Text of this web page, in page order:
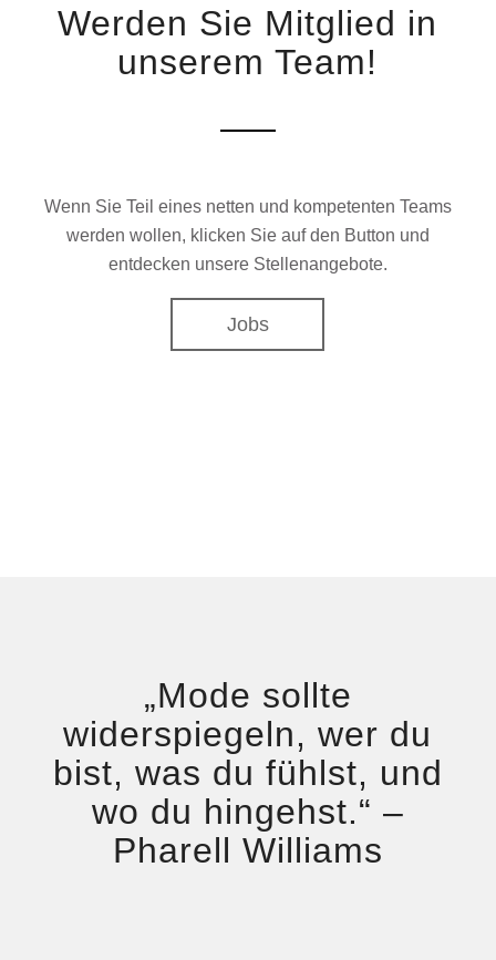
Werden Sie Mitglied in
unserem Team!
Wenn Sie Teil eines netten und kompetenten Teams
werden wollen, klicken Sie auf den Button und
entdecken unsere Stellenangebote.
Jobs
„Mode sollte
widerspiegeln, wer du
bist, was du fühlst, und
wo du hingehst.“ –
Pharell Williams